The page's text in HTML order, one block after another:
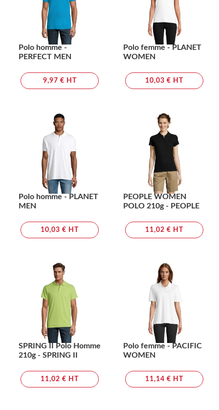
Polo homme -
PERFECT MEN
9,97 € HT
Polo femme - PLANET
WOMEN
10,03 € HT
Polo homme - PLANET
MEN
10,03 € HT
PEOPLE WOMEN
POLO 210g - PEOPLE
11,02 € HT
SPRING II Polo Homme
210g - SPRING II
11,02 € HT
Polo femme - PACIFIC
WOMEN
11,14 € HT